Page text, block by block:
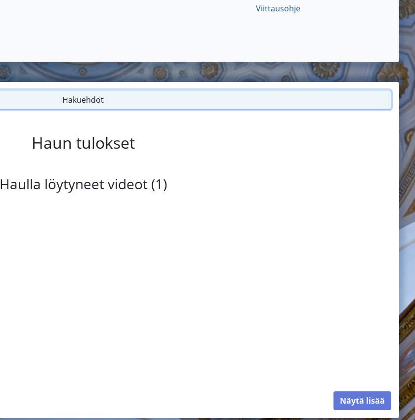
Viittausohje
Hakuehdot
Haun tulokset
Haulla löytyneet videot (1)
Näytä lisää